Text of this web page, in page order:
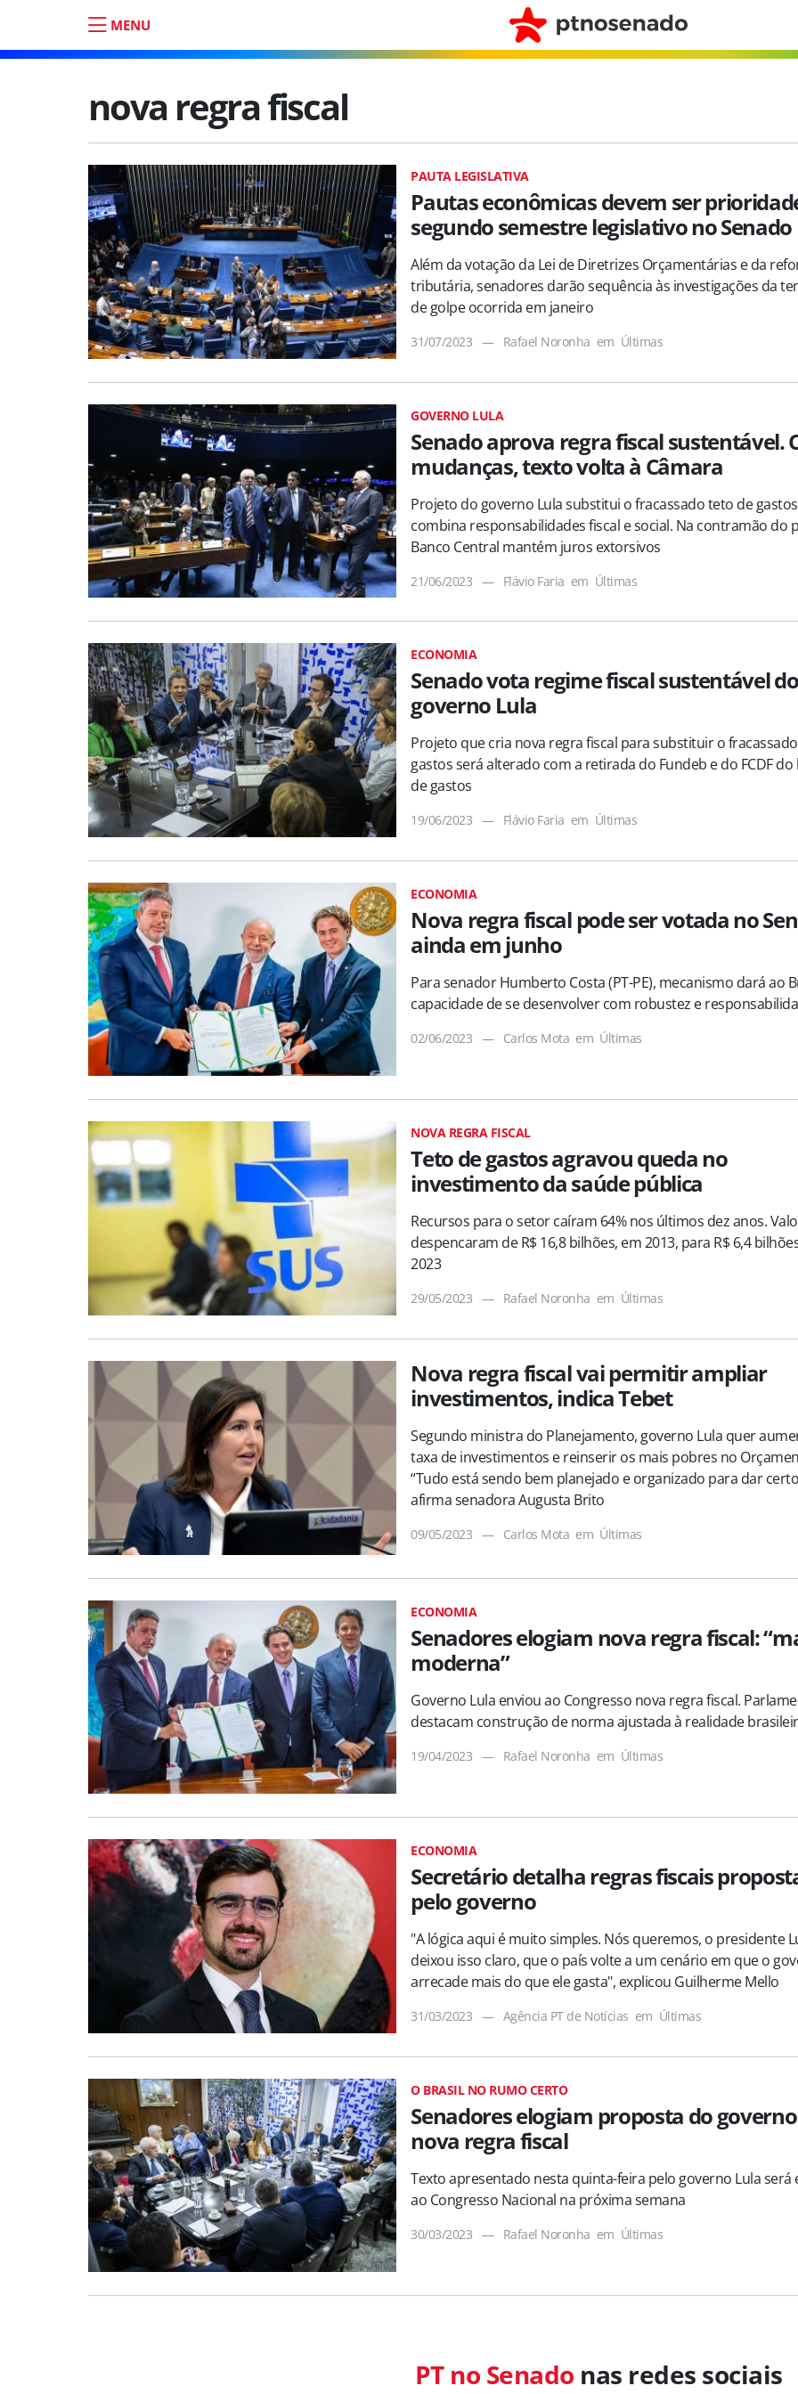
MENU
nova regra fiscal
PAUTA LEGISLATIVA
Pautas econômicas devem ser
segundo semestre legislativo no Senado
Além da votação da Lei de Diretrizes Orçamentárias e da
tributária, senadores darão sequência às investigações da
de golpe ocorrida em janeiro
31/07/2023 — Rafael Noronha em Últimas
GOVERNO LULA
Senado aprova regra fiscal sustentável.
mudanças, texto volta à Câmara
Projeto do governo Lula substitui o fracassado teto de
combina responsabilidades fiscal e social. Na contramão do
Banco Central mantém juros extorsivos
21/06/2023 — Flávio Faria em Últimas
ECONOMIA
Senado vota regime fiscal sustentável do
governo Lula
Projeto que cria nova regra fiscal para substituir o
gastos será alterado com a retirada do Fundeb e do FCDF
de gastos
19/06/2023 — Flávio Faria em Últimas
ECONOMIA
Nova regra fiscal pode ser votada no
ainda em junho
Para senador Humberto Costa (PT-PE), mecanismo dará ao
capacidade de se desenvolver com robustez e
02/06/2023 — Carlos Mota em Últimas
NOVA REGRA FISCAL
Teto de gastos agravou queda no
investimento da saúde pública
Recursos para o setor caíram 64% nos últimos dez anos.
despencaram de R$ 16,8 bilhões, em 2013, para R$ 6,4
2023
29/05/2023 — Rafael Noronha em Últimas
Nova regra fiscal vai permitir ampliar
investimentos, indica Tebet
Segundo ministra do Planejamento, governo Lula quer
taxa de investimentos e reinserir os mais pobres no
“Tudo está sendo bem planejado e organizado para dar
afirma senadora Augusta Brito
09/05/2023 — Carlos Mota em Últimas
ECONOMIA
Senadores elogiam nova regra fiscal:
moderna”
Governo Lula enviou ao Congresso nova regra fiscal.
destacam construção de norma ajustada à realidade
19/04/2023 — Rafael Noronha em Últimas
ECONOMIA
Secretário detalha regras fiscais
pelo governo
"A lógica aqui é muito simples. Nós queremos, o presidente
deixou isso claro, que o país volte a um cenário em que o
arrecade mais do que ele gasta", explicou Guilherme Mello
31/03/2023 — Agência PT de Notícias em Últimas
O BRASIL NO RUMO CERTO
Senadores elogiam proposta do
nova regra fiscal
Texto apresentado nesta quinta-feira pelo governo Lula será
ao Congresso Nacional na próxima semana
30/03/2023 — Rafael Noronha em Últimas
PT no Senado nas redes sociais